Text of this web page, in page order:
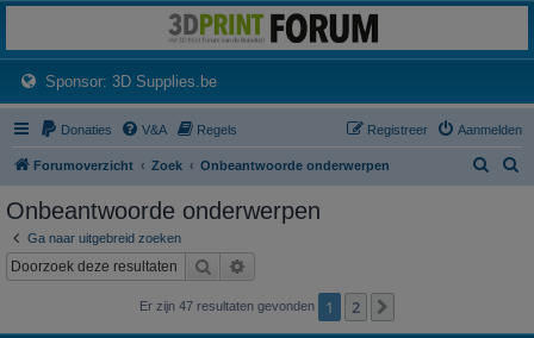
Het 3D print forum van de Benelux na de sluiting van 3dprintforum.nl
Sponsor: 3D Supplies.be(Opens a new tab)
Donaties V&A Regels Aanmelden
Registreer
Forumoverzicht Zoek Onbeantwoorde onderwerpen
Onbeantwoorde onderwerpen
Ga naar uitgebreid zoeken
Zoek
Er zijn 47 resultaten gevonden 1 2